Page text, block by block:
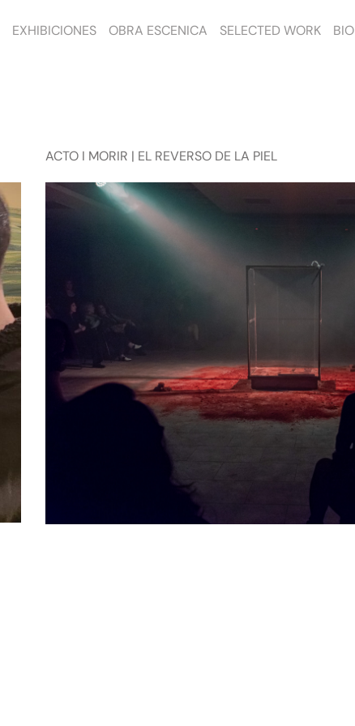
EXHIBICIONES OBRA ESCENICA SELECTED WORK BIO
ACTO I MORIR | EL REVERSO DE LA PIEL